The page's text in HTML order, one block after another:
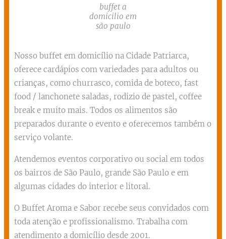
buffet a
domicilio em
são paulo
Nosso buffet em domicílio na Cidade Patriarca,
oferece cardápios com variedades para adultos ou
crianças, como churrasco, comida de boteco, fast
food / lanchonete saladas, rodizio de pastel, coffee
break e muito mais. Todos os alimentos são
preparados durante o evento e oferecemos também o
serviço volante.
Atendemos eventos corporativo ou social em todos
os bairros de São Paulo, grande São Paulo e em
algumas cidades do interior e litoral.
O Buffet Aroma e Sabor recebe seus convidados com
toda atenção e profissionalismo. Trabalha com
atendimento a domicílio desde 2001.